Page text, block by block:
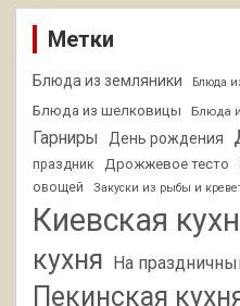
Метки
Блюда из земляники Блюда
Блюда из шелковицы Блюда
Гарниры День рождения
праздник
Дрожжевое тесто
овощей
Закуски из рыбы и
Киевская
кухня
На
Пекинская